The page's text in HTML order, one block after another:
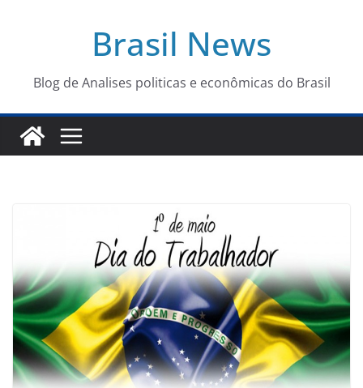
conteúdo
Brasil News
Blog de Analises politicas e econômicas do Brasil